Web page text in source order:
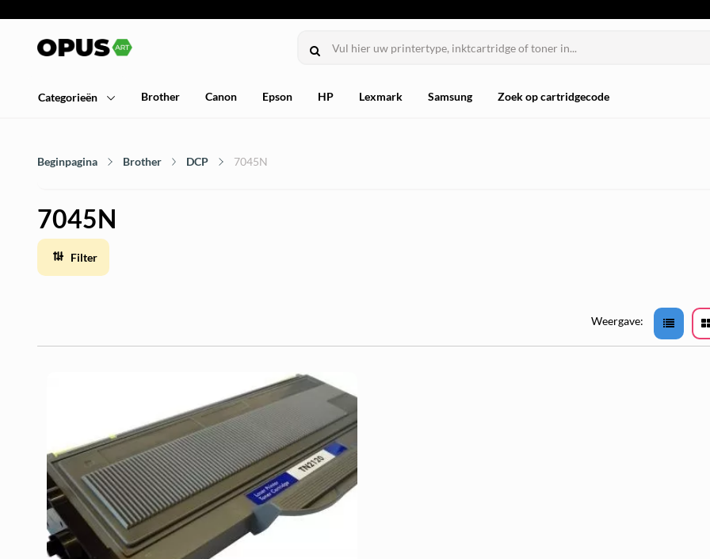
Categorieën Brother Canon Epson HP Lexmark Samsung Zoek op cartridgecode
Beginpagina Brother DCP 7045N
7045N
Filter
Weergave: